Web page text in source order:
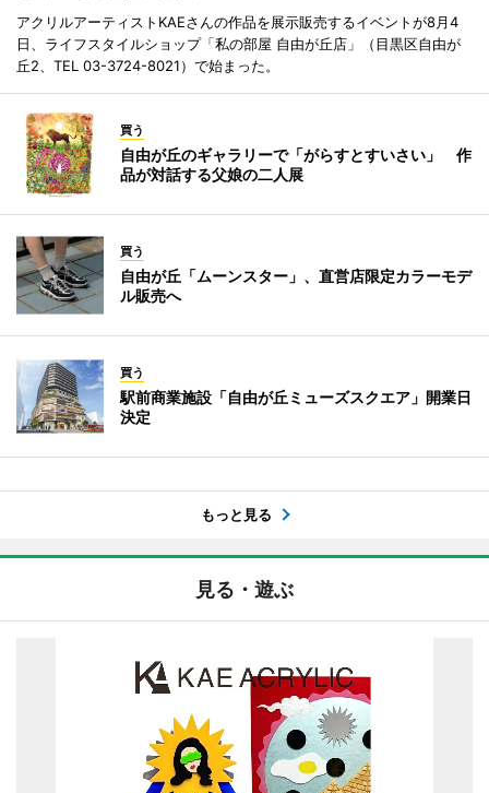
アクリルアーティストKAEさんの作品を展示販売するイベントが8月4
日、ライフスタイルショップ「私の部屋 自由が丘店」（目黒区自由が
丘2、TEL 03-3724-8021）で始まった。
買う
自由が丘のギャラリーで「がらすとすいさい」 作
品が対話する父娘の二人展
買う
自由が丘「ムーンスター」、直営店限定カラーモデ
ル販売へ
買う
駅前商業施設「自由が丘ミューズスクエア」開業日
決定
もっと見る
見る・遊ぶ